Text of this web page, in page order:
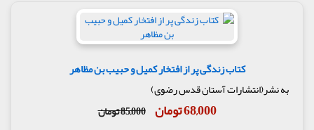
کتاب زندگی پر از افتخار کمیل و حبیب بن مظاهر
به نشر(انتشارات آستان قدس رضوی)
68,000 تومان 85,000 تومان